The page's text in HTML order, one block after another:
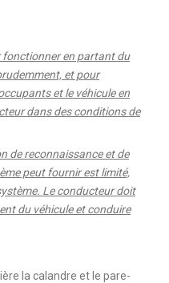
fonctionner en partant du
et pour
et le véhicule en
dans des conditions de
de reconnaissance et de
peut fournir est limité,
Le conducteur doit
du véhicule et conduire
la calandre et le pare-